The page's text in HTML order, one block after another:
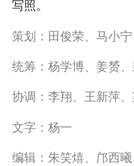
写照。
策划：田俊荣、马小
统筹：杨学博、姜赟
协调：李翔、王新萍
文字：杨一
编辑：朱笑熺、邝西